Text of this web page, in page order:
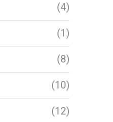
(4)
(1)
(8)
(10)
(12)